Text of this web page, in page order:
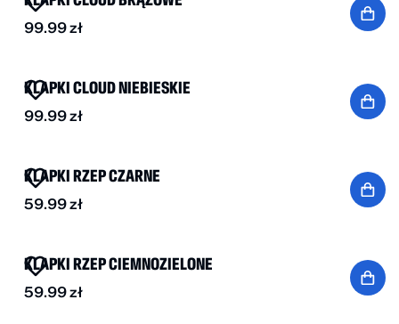
99.99zł
KLAPKI CLOUD NIEBIESKIE
99.99zł
KLAPKI RZEP CZARNE
59.99zł
KLAPKI RZEP CIEMNOZIELONE
59.99zł